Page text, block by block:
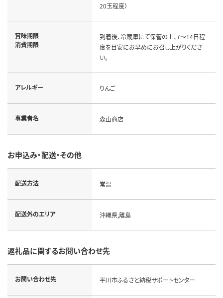
20玉程度）
賞味期限
消費期限
到着後、冷蔵庫にて保管の上、7～14日程
度を目安にお早めにお召し上がりくださ
い。
アレルギー りんご
事業者名 森山商店
お申込み・配送・その他
配送方法 常温
配送外のエリア 沖縄県,離島
返礼品に関するお問い合わせ先
お問い合わせ先 平川市ふるさと納税サポートセンター